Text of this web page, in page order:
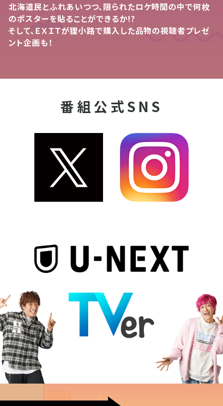
北海道民とふれあいつつ、限られたロケ時間の中で何枚
のポスターを貼ることができるか!?
そして、ＥＸＩＴが狸小路で購入した品物の視聴者プレゼ
ント企画も！
番組公式SNS